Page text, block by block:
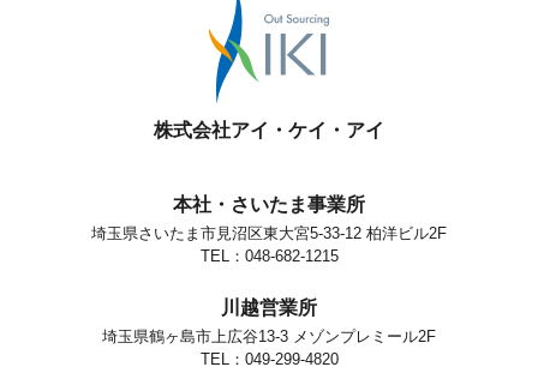
株式会社アイ・ケイ・アイ
本社・さいたま事業所
埼玉県さいたま市見沼区東大宮5-33-12 柏洋ビル2F
TEL：048-682-1215
川越営業所
埼玉県鶴ヶ島市上広谷13-3 メゾンプレミール2F
TEL：049-299-4820